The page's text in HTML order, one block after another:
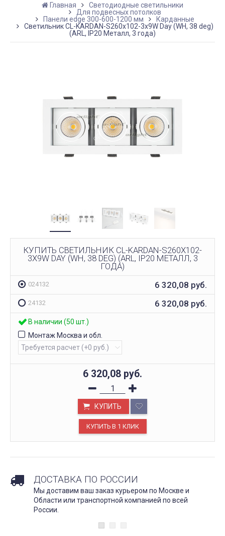
Главная
Светодиодные светильники
Для подвесных потолков
Панели edge 300-600-1200 мм
Карданные
Светильник CL-KARDAN-S260x102-3x9W Day (WH, 38 deg)
(ARL, IP20 Металл, 3 года)
КУПИТЬ СВЕТИЛЬНИК CL-KARDAN-S260X102-
3X9W DAY (WH, 38 DEG) (ARL, IP20 МЕТАЛЛ, 3
ГОДА)
024132 6 320,08 руб.
24132 6 320,08 руб.
В наличии (50 шт.)
Монтаж Москва и обл.
6 320,08 руб.
КУПИТЬ
ДОСТАВКА ПО РОССИИ
Мы доставим ваш заказ курьером по Москве и
Области или транспортной компанией по всей
России.